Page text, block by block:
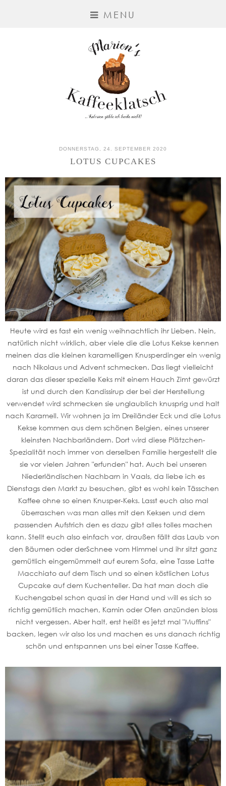
MENU
DONNERSTAG, 24. SEPTEMBER 2020
LOTUS CUPCAKES
Heute wird es fast ein wenig weihnachtlich ihr Lieben. Nein,
natürlich nicht wirklich, aber viele die die Lotus Kekse kennen
meinen das die kleinen karamelligen Knusperdinger ein wenig
nach Nikolaus und Advent schmecken. Das liegt vielleicht
daran das dieser spezielle Keks mit einem Hauch Zimt gewürzt
ist und durch den Kandissirup der bei der Herstellung
verwendet wird schmecken sie unglaublich knusprig und halt
nach Karamell. Wir wohnen ja im Dreiländer Eck und die Lotus
Kekse kommen aus dem schönen Belgien, eines unserer
kleinsten Nachbarländern. Dort wird diese Plätzchen-
Spezialität noch immer von derselben Familie hergestellt die
sie vor vielen Jahren "erfunden" hat. Auch bei unseren
Níederländischen Nachbarn in Vaals, da liebe ich es
Dienstags den Markt zu besuchen, gibt es wohl kein Tässchen
Kaffee ohne so einen Knusper-Keks. Lasst euch also mal
überraschen was man alles mit den Keksen und dem
passenden Aufstrich den es dazu gibt alles tolles machen
kann. Stellt euch also einfach vor, draußen fällt das Laub von
den Bäumen oder derSchnee vom Himmel und ihr sitzt ganz
gemütlich eingemümmelt auf eurem Sofa, eine Tasse Latte
Macchiato auf dem Tisch und so einen köstlichen Lotus
Cupcake auf dem Kuchenteller. Da hat man doch die
Kuchengabel schon quasi in der Hand und will es sich so
richtig gemütlich machen, Kamin oder Ofen anzünden bloss
nicht vergessen. Aber halt, erst heißt es jetzt mal "Muffins"
backen, legen wir also los und machen es uns danach richtig
schön und entspannen uns bei einer Tasse Kaffee.